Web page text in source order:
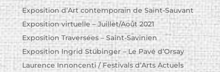
Exposition d’Art contemporain de Saint-Sauvant
Exposition virtuelle – Juillet/Août 2021
Exposition Traversées – Saint-Savinien
Exposition Ingrid Stübinger – Le Pavé d’Orsay
Laurence Innoncenti / Festivals d’Arts Actuels